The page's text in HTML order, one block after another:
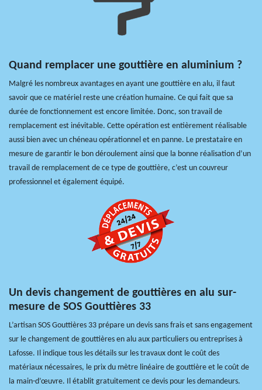
Quand remplacer une gouttière en aluminium ?
Malgré les nombreux avantages en ayant une gouttière en alu, il faut
savoir que ce matériel reste une création humaine. Ce qui fait que sa
durée de fonctionnement est encore limitée. Donc, son travail de
remplacement est inévitable. Cette opération est entièrement réalisable
aussi bien avec un chéneau opérationnel et en panne. Le prestataire en
mesure de garantir le bon déroulement ainsi que la bonne réalisation d’un
travail de remplacement de ce type de gouttière, c’est un couvreur
professionnel et également équipé.
Un devis changement de gouttières en alu sur-
mesure de SOS Gouttières 33
L’artisan SOS Gouttières 33 prépare un devis sans frais et sans engagement
sur le changement de gouttières en alu aux particuliers ou entreprises à
Lafosse. Il indique tous les détails sur les travaux dont le coût des
matériaux nécessaires, le prix du mètre linéaire de gouttière et le coût de
la main-d’œuvre. Il établit gratuitement ce devis pour les demandeurs.